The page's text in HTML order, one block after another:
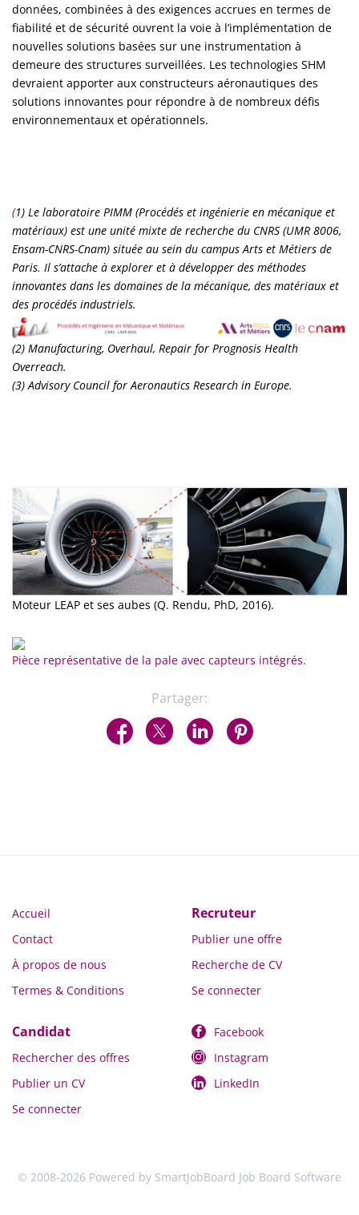
données, combinées à des exigences accrues en termes de
fiabilité et de sécurité ouvrent la voie à l’implémentation de
nouvelles solutions basées sur une instrumentation à
demeure des structures surveillées. Les technologies SHM
devraient apporter aux constructeurs aéronautiques des
solutions innovantes pour répondre à de nombreux défis
environnementaux et opérationnels.
(1) Le laboratoire PIMM (Procédés et ingénierie en mécanique et
matériaux) est une unité mixte de recherche du CNRS (UMR 8006,
Ensam-CNRS-Cnam) située au sein du campus Arts et Métiers de
Paris. Il s’attache à explorer et à développer des méthodes
innovantes dans les domaines de la mécanique, des matériaux et
des procédés industriels.
(2) Manufacturing, Overhaul, Repair for Prognosis Health
Overreach.
(3) Advisory Council for Aeronautics Research in Europe.
Moteur LEAP et ses aubes (Q. Rendu, PhD, 2016).
Pièce représentative de la pale avec capteurs intégrés.
Partager:
Accueil
Contact
À propos de nous
Termes & Conditions
Recruteur
Publier une offre
Recherche de CV
Se connecter
Candidat
Rechercher des offres
Publier un CV
Se connecter
Facebook
Instagram
LinkedIn
© 2008-2026 Powered by SmartJobBoard Job Board Software